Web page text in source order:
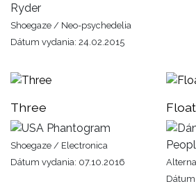
Ryder
Shoegaze / Neo-psychedelia
Dátum vydania: 24.02.2015
Three
Phantogram
Shoegaze / Electronica
Dátum vydania: 07.10.2016